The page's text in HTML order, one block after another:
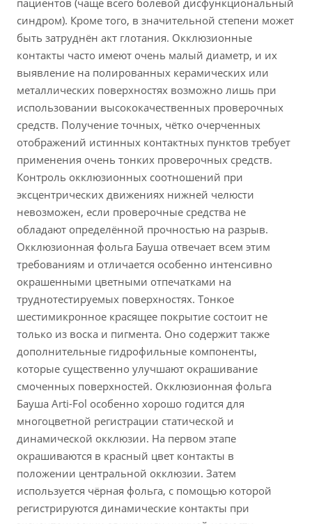
пациентов (чаще всего болевой дисфункциональный
синдром). Кроме того, в значительной степени может
быть затруднён акт глотания. Окклюзионные
контакты часто имеют очень малый диаметр, и их
выявление на полированных керамических или
металлических поверхностях возможно лишь при
использовании высококачественных проверочных
средств. Получение точных, чётко очерченных
отображений истинных контактных пунктов требует
применения очень тонких проверочных средств.
Контроль окклюзионных соотношений при
эксцентрических движениях нижней челюсти
невозможен, если проверочные средства не
обладают определённой прочностью на разрыв.
Окклюзионная фольга Бауша отвечает всем этим
требованиям и отличается особенно интенсивно
окрашенными цветными отпечатками на
труднотестируемых поверхностях. Тонкое
шестимикронное красящее покрытие состоит не
только из воска и пигмента. Оно содержит также
дополнительные гидрофильные компоненты,
которые существенно улучшают окрашивание
смоченных поверхностей. Окклюзионная фольга
Бауша Arti-Fol особенно хорошо годится для
многоцветной регистрации статической и
динамической окклюзии. На первом этапе
окрашиваются в красный цвет контакты в
положении центральной окклюзии. Затем
используется чёрная фольга, с помощью которой
регистрируются динамические контакты при